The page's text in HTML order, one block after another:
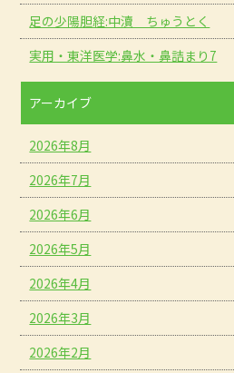
足の少陽胆経:中瀆 ちゅうとく
実用・東洋医学:鼻水・鼻詰まり7
アーカイブ
2026年8月
2026年7月
2026年6月
2026年5月
2026年4月
2026年3月
2026年2月